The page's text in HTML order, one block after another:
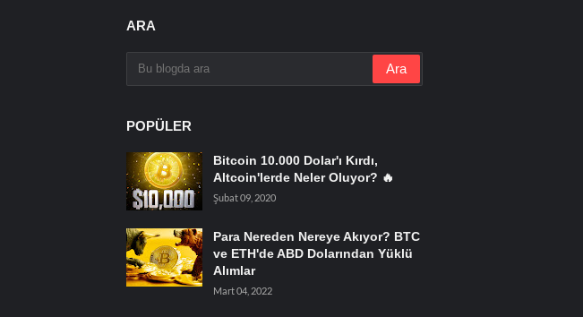
ARA
POPÜLER
Bitcoin 10.000 Dolar'ı Kırdı,
Altcoin'lerde Neler Oluyor? 🔥
Şubat 09, 2020
Para Nereden Nereye Akıyor? BTC
ve ETH'de ABD Dolarından Yüklü
Alımlar
Mart 04, 2022